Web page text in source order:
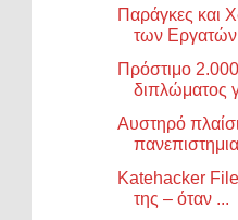
Παράγκες και
των Εργατών
Πρόστιμο
διπλώματος
Αυστηρό
Katehacker
της – όταν ...